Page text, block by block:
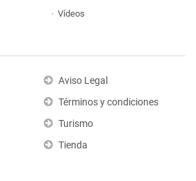
Vídeos
Aviso Legal
Términos y condiciones
Turismo
Tienda